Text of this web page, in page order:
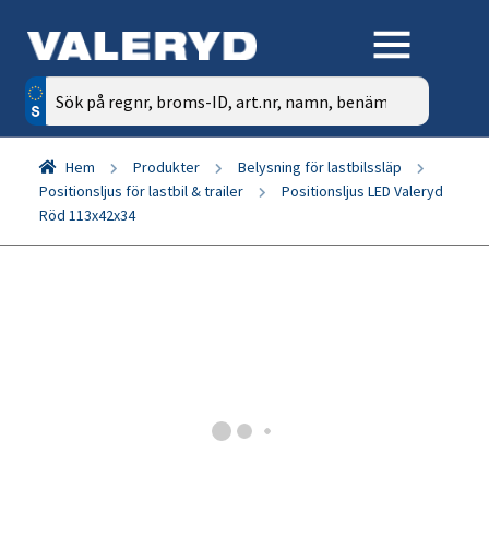
Sök
efter:
Hem Produkter
Belysning för lastbilssläp
Positionsljus för lastbil & trailer
Positionsljus LED Valeryd
Röd 113x42x34